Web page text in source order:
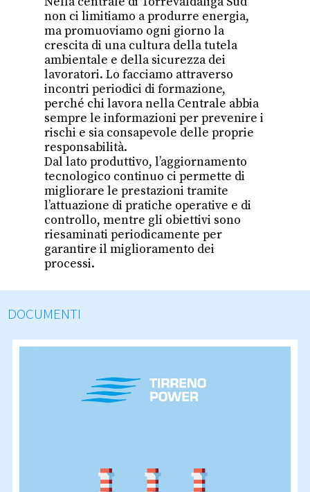
non ci limitiamo a produrre energia,
ma promuoviamo ogni giorno la
crescita di una cultura della tutela
ambientale e della sicurezza dei
lavoratori. Lo facciamo attraverso
incontri periodici di formazione,
perché chi lavora nella Centrale abbia
sempre le informazioni per prevenire i
rischi e sia consapevole delle proprie
responsabilità.
Dal lato produttivo, l’aggiornamento
tecnologico continuo ci permette di
migliorare le prestazioni tramite
l’attuazione di pratiche operative e di
controllo, mentre gli obiettivi sono
riesaminati periodicamente per
garantire il miglioramento dei
processi.
DOCUMENTI